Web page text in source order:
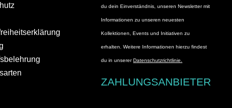
du dein Einverständnis, unseren Newsletter mit
Informationen zu unseren neuesten
Kollektionen, Events und Initiativen zu
erhalten. Weitere Informationen hierzu findest
du in unserer Datenschutzrichtlinie.
ZAHLUNGSANBIETER